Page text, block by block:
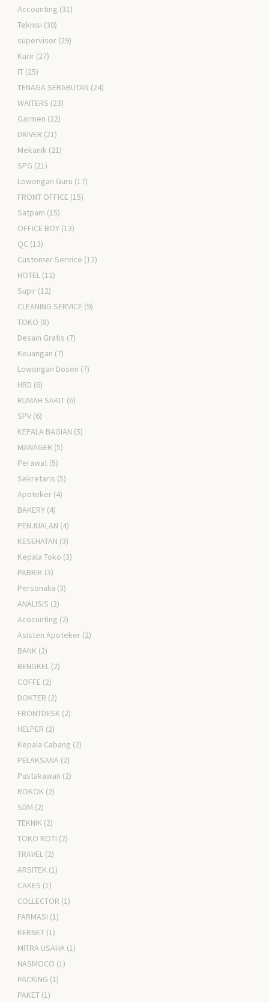
Accounting (31)
Teknisi (30)
supervisor (29)
Kurir (27)
IT (25)
TENAGA SERABUTAN (24)
WAITERS (23)
Garmen (22)
DRIVER (21)
Mekanik (21)
SPG (21)
Lowongan Guru (17)
FRONT OFFICE (15)
Satpam (15)
OFFICE BOY (13)
QC (13)
Customer Service (12)
HOTEL (12)
Supir (12)
CLEANING SERVICE (9)
TOKO (8)
Desain Grafis (7)
Keuangan (7)
Lowongan Dosen (7)
HRD (6)
RUMAH SAKIT (6)
SPV (6)
KEPALA BAGIAN (5)
MANAGER (5)
Perawat (5)
Sekretaris (5)
Apoteker (4)
BAKERY (4)
PENJUALAN (4)
KESEHATAN (3)
Kepala Toko (3)
PABRIK (3)
Personalia (3)
ANALISIS (2)
Acocunting (2)
Asisten Apoteker (2)
BANK (2)
BENGKEL (2)
COFFE (2)
DOKTER (2)
FRONTDESK (2)
HELPER (2)
Kepala Cabang (2)
PELAKSANA (2)
Pustakawan (2)
ROKOK (2)
SDM (2)
TEKNIK (2)
TOKO ROTI (2)
TRAVEL (2)
ARSITEK (1)
CAKES (1)
COLLECTOR (1)
FARMASI (1)
KERNET (1)
MITRA USAHA (1)
NASMOCO (1)
PACKING (1)
PAKET (1)